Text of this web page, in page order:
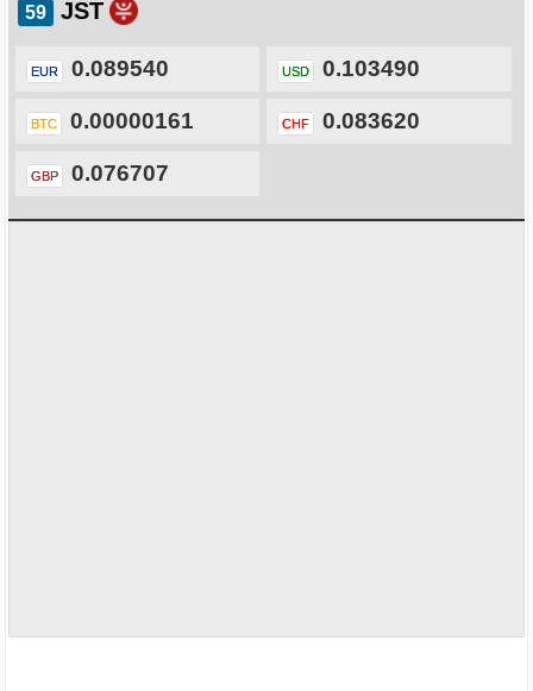
JST
EUR 0.089540 USD 0.103490
BTC 0.00000161 CHF 0.083620
GBP 0.076707